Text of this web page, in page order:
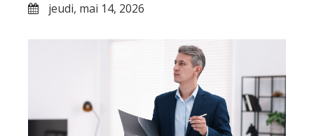
jeudi, mai 14, 2026